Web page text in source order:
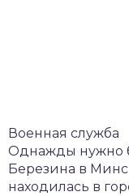
Военная служба
Однажды нужно
Березина в
находилась в